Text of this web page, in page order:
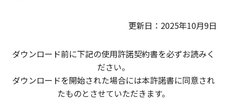
更新日：2025年10月9日
ダウンロード前に下記の使用許諾契約書を必ずお読みく
ださい。
ダウンロードを開始された場合には本許諾書に同意され
たものとさせていただきます。